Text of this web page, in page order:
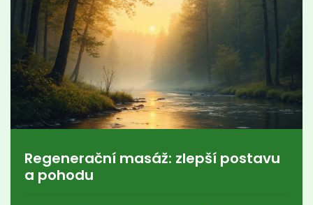
Regenerační masáž: zlepší postavu
a pohodu